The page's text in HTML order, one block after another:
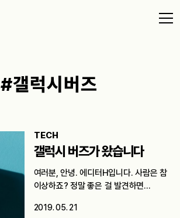
#갤럭시버즈
TECH
갤럭시 버즈가 왔습니다
여러분, 안녕. 에디터H입니다. 사람은 참
이상하죠? 정말 좋은 걸 발견하면…
2019. 05. 21